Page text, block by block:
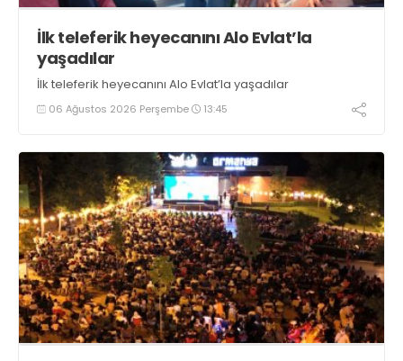
İlk teleferik heyecanını Alo Evlat’la
yaşadılar
İlk teleferik heyecanını Alo Evlat’la yaşadılar
06 Ağustos 2026 Perşembe 13:45